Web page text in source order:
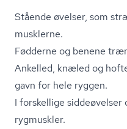
Stående øvelser, som
musklerne.
Fødderne og benene
Ankelled, knæled og
gavn for hele ryggen.
I forskellige siddeøvelser
rygmuskler.